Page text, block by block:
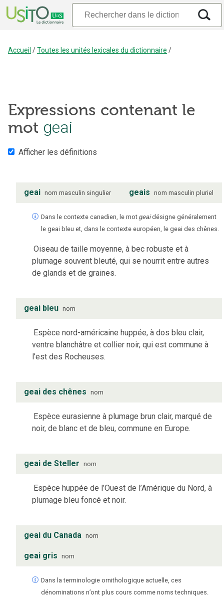
Accueil /Toutes les unités lexicales du dictionnaire /
Expressions contenant le
mot geai
Afficher les définitions
geai nom masculin singulier geais nom masculin pluriel
Dans le contexte canadien, le mot geaidésigne généralement
le geai bleu et, dans le contexte européen, le geai des chênes.
Oiseau de taille moyenne, à bec robuste et à
plumage souvent bleuté, qui se nourrit entre autres
de glands et de graines.
geai bleu nom
Espèce nord-américaine huppée, à dos bleu clair,
ventre blanchâtre et collier noir, qui est commune à
l’est des Rocheuses.
geai des chênes nom
Espèce eurasienne à plumage brun clair, marqué de
noir, de blanc et de bleu, commune en Europe.
geai de Steller nom
Espèce huppée de l’Ouest de l’Amérique du Nord, à
plumage bleu foncé et noir.
geai du Canada nom
geai gris nom
Dans la terminologie ornithologique actuelle, ces
dénominations n’ont plus cours comme noms techniques.